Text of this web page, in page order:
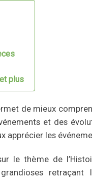
plus
de mieux
et des
apprécier les
le thème de